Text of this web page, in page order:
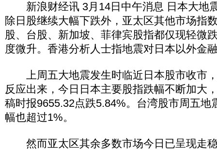
新浪财经讯 3月14日中午消息 日本大地
除日股继续大幅下跌外，亚太区其他市场指
股、台股、新加坡、菲律宾股指都仅现轻微
度微升。香港分析人士指地震对日本以外金
上周五大地震发生时临近日本股市收市
反应出来，今日日本主要股指跌幅不断加大
稿时报9655.32点跌5.84%。台湾股市周五地
幅也超过1%。
然而亚太区其余多数市场今日已呈现走